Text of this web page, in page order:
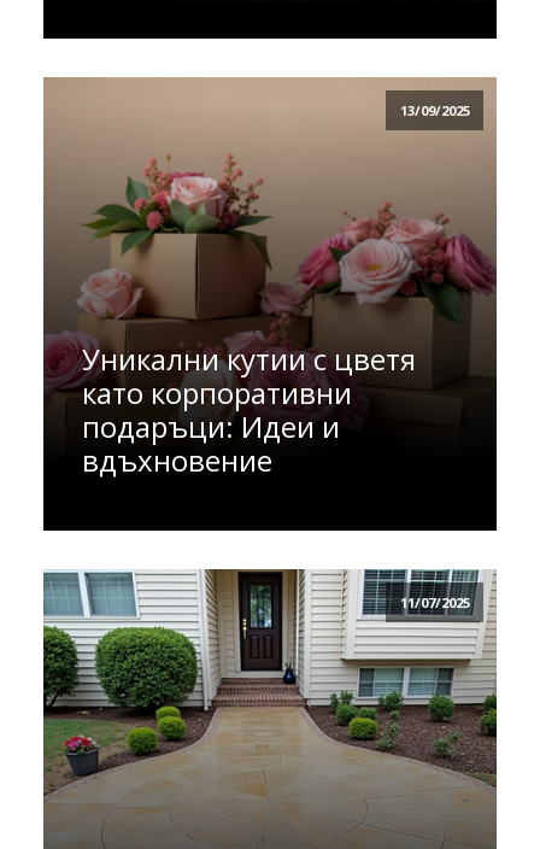
13/09/2025
Уникални кутии с цветя
като корпоративни
подаръци: Идеи и
вдъхновение
11/07/2025